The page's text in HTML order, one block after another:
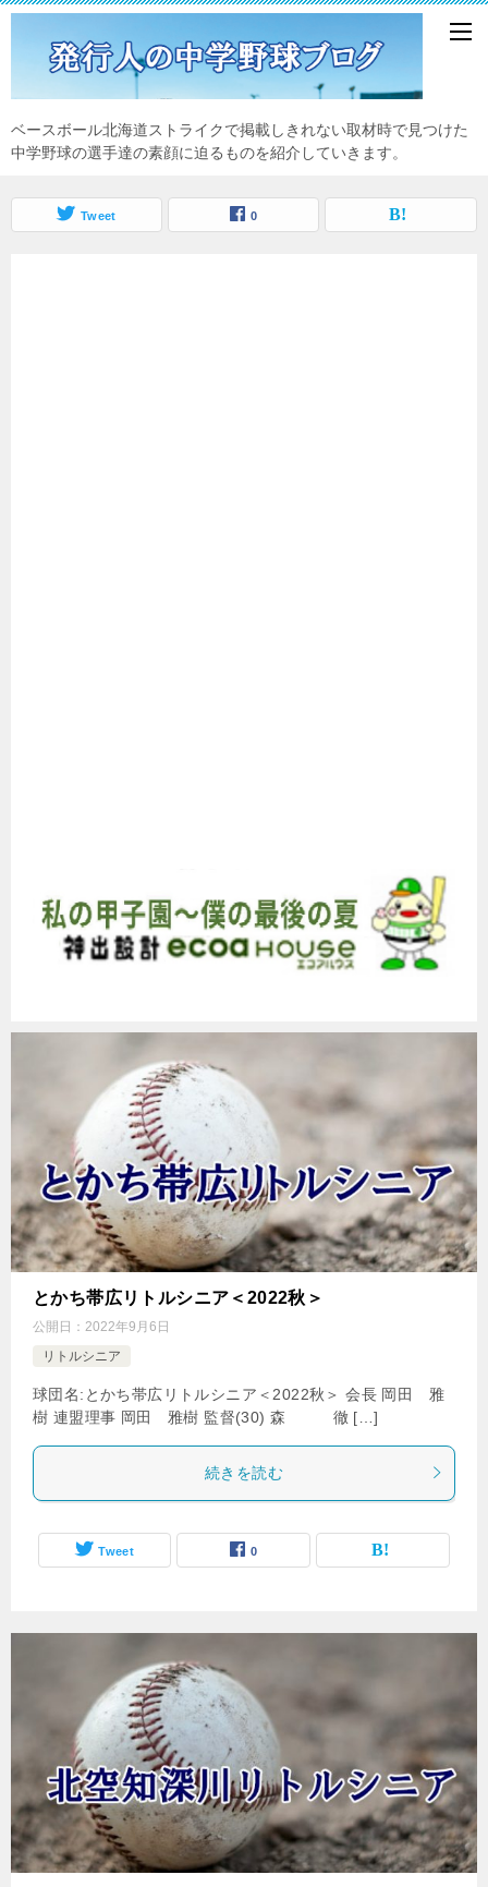
ベースボール北海道ストライクで掲載しきれない取材時で見つけた
中学野球の選手達の素顔に迫るものを紹介していきます。
Tweet 0
とかち帯広リトルシニア＜2022秋＞
公開日： 2022年9月6日
リトルシニア
球団名:とかち帯広リトルシニア＜2022秋＞ 会長 岡田 雅
樹 連盟理事 岡田 雅樹 監督(30) 森 徹 […]
続きを読む
Tweet 0